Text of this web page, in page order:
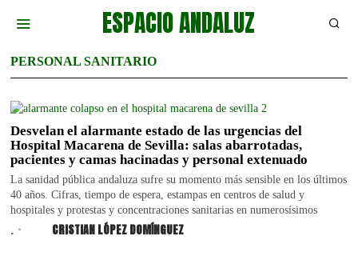
ESPACIO ANDALUZ
PERSONAL SANITARIO
Desvelan el alarmante estado de las urgencias del
Hospital Macarena de Sevilla: salas abarrotadas,
pacientes y camas hacinadas y personal extenuado
La sanidad pública andaluza sufre su momento más sensible en los últimos
40 años. Cifras, tiempo de espera, estampas en centros de salud y
hospitales y protestas y concentraciones sanitarias en numerosísimos
. CRISTIAN LÓPEZ DOMÍNGUEZ